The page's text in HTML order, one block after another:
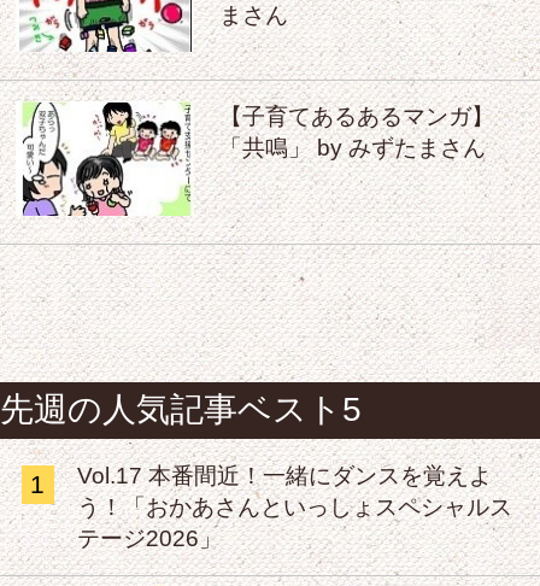
まさん
【子育てあるあるマンガ】
「共鳴」 by みずたまさん
先週の人気記事ベスト5
1
Vol.17 本番間近！一緒にダンスを覚えよ
う！「おかあさんといっしょスペシャルス
テージ2026」